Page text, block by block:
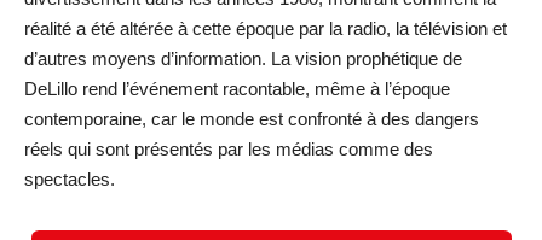
réalité a été altérée à cette époque par la radio, la télévision et
d’autres moyens d’information. La vision prophétique de
DeLillo rend l’événement racontable, même à l’époque
contemporaine, car le monde est confronté à des dangers
réels qui sont présentés par les médias comme des
spectacles.